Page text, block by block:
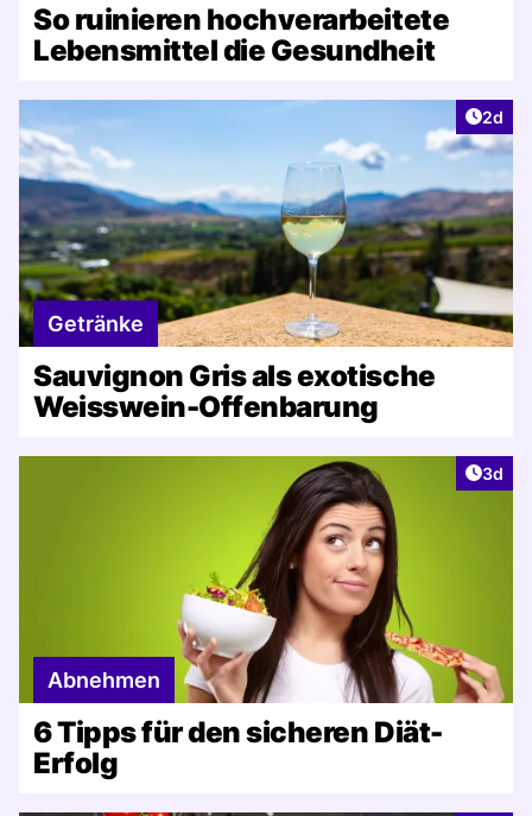
So ruinieren hochverarbeitete
Lebensmittel die Gesundheit
2d
Getränke
Sauvignon Gris als exotische
Weisswein-Offenbarung
3d
Abnehmen
6 Tipps für den sicheren Diät-
Erfolg